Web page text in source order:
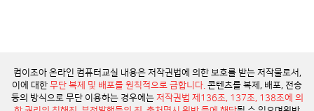
컴이조아 온라인 컴퓨터교실 내용은 저작권법에 의한 보호를 받는 저작물로서,
이에 대한 무단 복제 및 배포를 원칙적으로 금합니다. 콘텐츠를 복제, 배포, 전송
등의 방식으로 무단 이용하는 경우에는 저작권법 제136조, 137조, 138조에 의